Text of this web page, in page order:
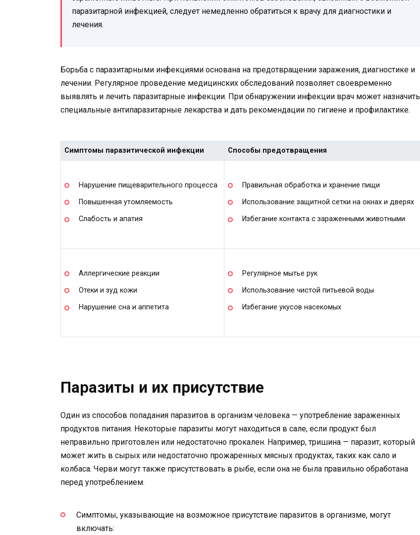
паразитарной инфекцией, следует немедленно обратиться к врачу для диагностики и
лечения.
Борьба с паразитарными инфекциями основана на предотвращении заражения, диагностике и
лечении. Регулярное проведение медицинских обследований позволяет своевременно
выявлять и лечить паразитарные инфекции. При обнаружении инфекции врач может назначить
специальные антипаразитарные лекарства и дать рекомендации по гигиене и профилактике.
Симптомы паразитической инфекции Способы предотвращения
Нарушение пищеварительного процесса
Повышенная утомляемость
Слабость и апатия
Правильная обработка и хранение пищи
Использование защитной сетки на окнах и дверях
Избегание контакта с зараженными животными
Аллергические реакции
Отеки и зуд кожи
Нарушение сна и аппетита
Регулярное мытье рук
Использование чистой питьевой воды
Избегание укусов насекомых
Паразиты и их присутствие
Один из способов попадания паразитов в организм человека — употребление зараженных
продуктов питания. Некоторые паразиты могут находиться в сале, если продукт был
неправильно приготовлен или недостаточно прокален. Например, тришина — паразит, который
может жить в сырых или недостаточно прожаренных мясных продуктах, таких как сало и
колбаса. Черви могут также присутствовать в рыбе, если она не была правильно обработана
перед употреблением.
Симптомы, указывающие на возможное присутствие паразитов в организме, могут
включать: